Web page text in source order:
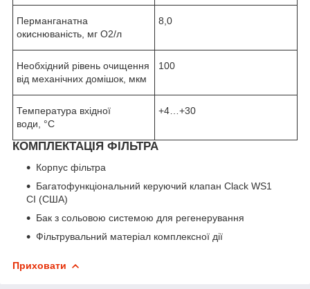
Перманганатна
окиснюваність, мг О2/л
8,0
Необхідний рівень очищення
від механічних домішок, мкм
100
Температура вхідної
води, °С
+4…+30
КОМПЛЕКТАЦІЯ ФІЛЬТРА
Корпус фільтра
Багатофункціональний керуючий клапан Clack WS1
CI (США)
Бак з сольовою системою для регенерування
Фільтрувальний матеріал комплексної дії
Приховати